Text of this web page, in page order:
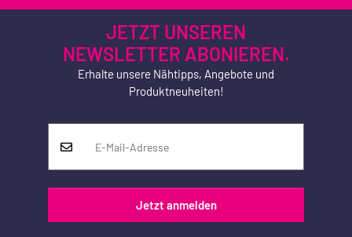
JETZT UNSEREN
NEWSLETTER ABONIEREN.
Erhalte unsere Nähtipps, Angebote und
Produktneuheiten!
Jetzt anmelden